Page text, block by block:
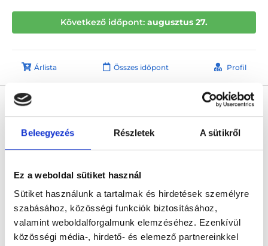
Beleegyezés Részletek A sütikről
Ez a weboldal sütiket használ
Sütiket használunk a tartalmak és hirdetések személyre
szabásához, közösségi funkciók biztosításához,
valamint weboldalforgalmunk elemzéséhez. Ezenkívül
közösségi média-, hirdető- és elemező partnereinkkel
Következő időpont: augusztus 27.
Árlista Összes időpont Profil
Nőgyógyász
2 értékelés
MaBelle Klinika
Következő időpont: augusztus 29.
Árlista Összes időpont Profil